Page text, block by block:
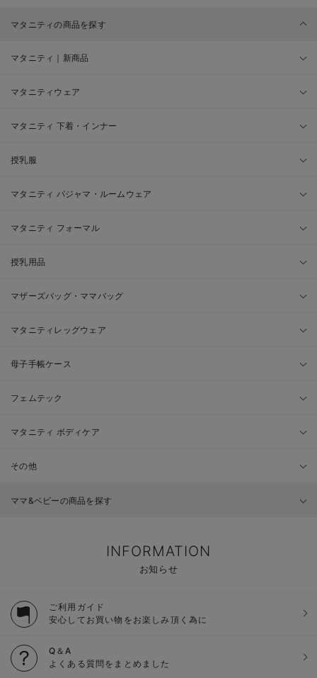
マタニティの商品を探す
マタニティ｜新商品
マタニティウェア
マタニティ 下着・インナー
授乳服
マタニティ パジャマ・ルームウェア
マタニティ フォーマル
授乳用品
マザーズバッグ・ママバッグ
マタニティレッグウェア
母子手帳ケース
フェムテック
マタニティ ボディケア
その他
ママ&ベビーの商品を探す
INFORMATION
お知らせ
ご利用ガイド
安心してお買い物をお楽しみ頂く為に
Q＆A
よくある質問をまとめました